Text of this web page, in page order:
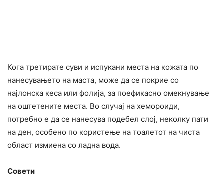
Кога третирате суви и испyкани места на кожата по
нанесувањето на маста, може да се покрие со
најлонска кеса или фолија, за поефикасно омекнување
на оштeтените места. Во случај на хемороиди,
потребно е да се нанесува подебел слој, неколку пати
на ден, особено по користење на тоалетот на чиста
област измиена со ладна вода.
Совети